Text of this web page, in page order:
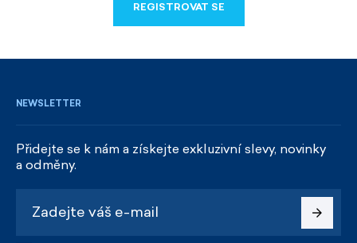
REGISTROVAT SE
NEWSLETTER
Přidejte se k nám a získejte exkluzivní slevy, novinky
a odměny.